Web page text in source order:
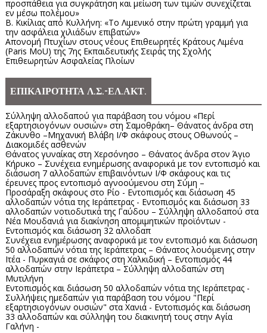
προσπάθεια για συγκράτηση και μείωση των τιμών συνεχίζεται
εν μέσω πολέμου»
Β. Κικίλιας από Κυλλήνη: «Το Λιμενικό στην πρώτη γραμμή για
την ασφάλεια χιλιάδων επιβατών»
Απονομή Πτυχίων στους νέους Επιθεωρητές Κράτους Λιμένα
(Paris MoU) της 7ης Εκπαιδευτικής Σειράς της Σχολής
Επιθεωρητών Ασφαλείας Πλοίων
ΕΠΙΚΑΙΡΟΤΗΤΑ Λ.Σ.-ΕΛ.ΑΚΤ.
Σύλληψη αλλοδαπού για παράβαση του νόμου «Περί
εξαρτησιογόνων ουσιών» στη Σαμοθράκη– Θάνατος άνδρα στη
Ζάκυνθο –Μηχανική Βλάβη Ι/Φ σκάφους στους Οθωνούς –
Διακομιδές ασθενών
Θάνατος γυναίκας στη Χερσόνησο – Θάνατος άνδρα στον Άγιο
Κήρυκο – Συνέχεια ενημέρωσης αναφορικά με τον εντοπισμό και
διάσωση 7 αλλοδαπών επιβαινόντων Ι/Φ σκάφους και τις
έρευνες προς εντοπισμό αγνοούμενου στη Σύμη –
Προσάραξη σκάφους στο Ρίο - Εντοπισμός και διάσωση 45
αλλοδαπών νότια της Ιεράπετρας - Εντοπισμός και διάσωση 33
αλλοδαπών νοτιοδυτικά της Γαύδου – Σύλληψη αλλοδαπού στα
Νέα Μουδανιά για διακίνηση απομιμητικών προϊόντων -
Εντοπισμός και διάσωση 32 αλλοδαπ
Συνέχεια ενημέρωσης αναφορικά με τον εντοπισμό και διάσωση
50 αλλοδαπών νότια της Ιεράπετρας – Θάνατος λουόμενης στην
Ιτέα - Πυρκαγιά σε σκάφος στη Χαλκιδική – Εντοπισμός 44
αλλοδαπών στην Ιεράπετρα – Σύλληψη αλλοδαπών στη
Μυτιλήνη
Εντοπισμός και διάσωση 50 αλλοδαπών νότια της Ιεράπετρας -
Συλλήψεις ημεδαπών για παράβαση του νόμου "Περί
εξαρτησιογόνων ουσιών" στα Χανιά - Εντοπισμός και διάσωση
33 αλλοδαπών και σύλληψη του διακινητή τους στην Αγία
Γαλήνη -